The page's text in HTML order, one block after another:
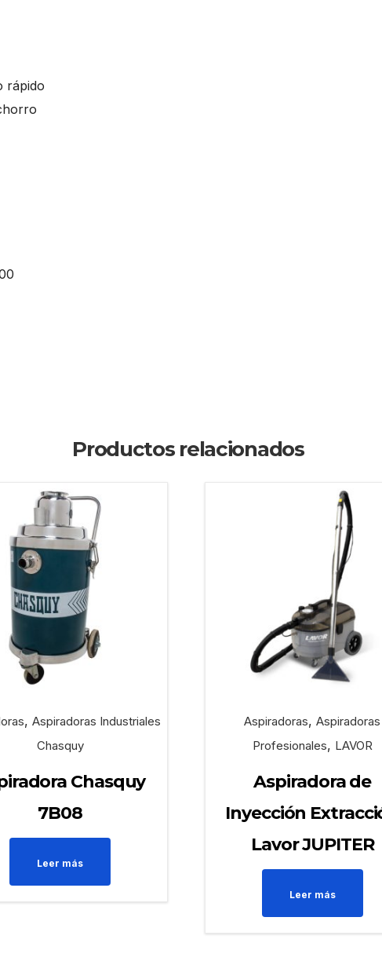
rápido
Productos relacionados
, Aspiradoras Industriales
Chasquy
Chasquy
7B08
Leer más
Aspiradoras,Aspiradoras
Profesionales, LAVOR
Aspiradora de
Inyección
Lavor JUPITER
Leer más